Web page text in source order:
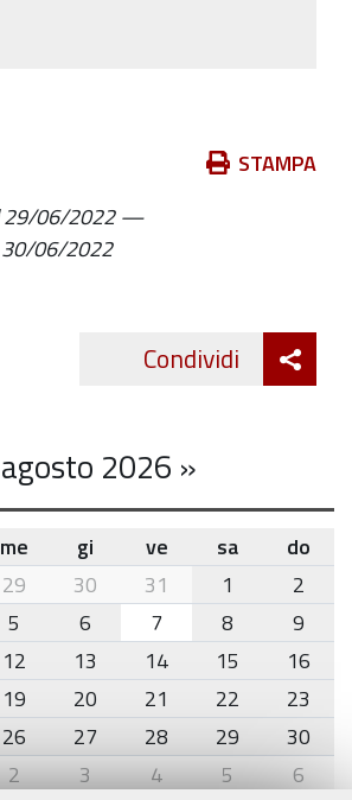
STAMPA
29/06/2022—
30/06/2022
Condividi
agosto 2026 »
me gi ve sa
do
29 30 31 1
2
5 6 7 8
9
12 13 14 15
16
19 20 21 22
23
26 27 28 29
30
2 3 4 5 6